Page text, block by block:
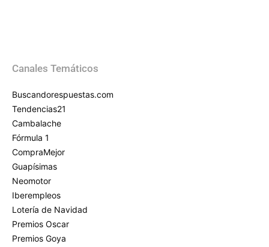
Canales Temáticos
Buscandorespuestas.com
Tendencias21
Cambalache
Fórmula 1
CompraMejor
Guapísimas
Neomotor
Iberempleos
Lotería de Navidad
Premios Oscar
Premios Goya